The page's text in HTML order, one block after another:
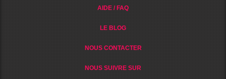
AIDE / FAQ
LE BLOG
NOUS CONTACTER
NOUS SUIVRE SUR